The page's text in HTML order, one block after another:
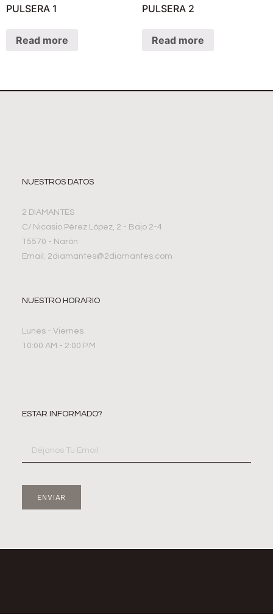
PULSERA 1
Read more
PULSERA 2
Read more
NUESTROS DATOS
2 DIAMANTES
C/ Nicasio Pérez López, 2 - Bajo 2-4
15570 - Narón
Email: 2diamantes@2diamantes.com
NUESTRO HORARIO
Lunes - Viernes
10:00 AM - 2:00 P.M
ESTAR INFORMADO?
ENVIAR